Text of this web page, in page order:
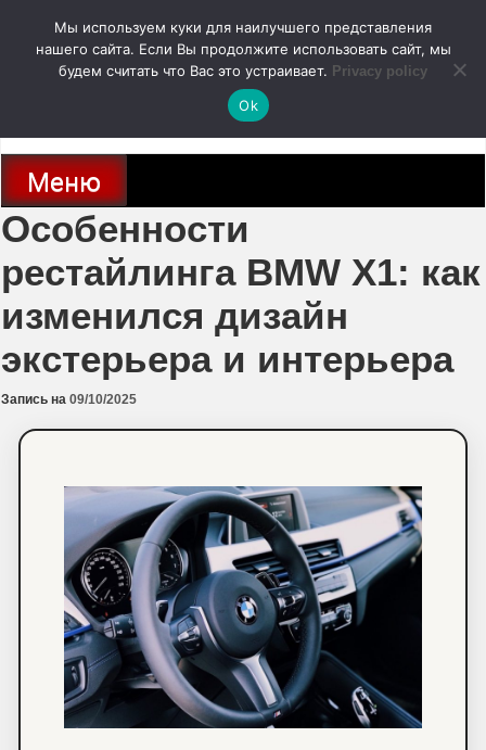
содержимому
autodoc24.ru
Новости про современные автомобили и не только, новинки зарубежного
и отечественного автопрома
Меню
Особенности
рестайлинга BMW X1: как
изменился дизайн
экстерьера и интерьера
Запись на 09/10/2025
Мы используем куки для наилучшего представления
нашего сайта. Если Вы продолжите использовать сайт, мы
будем считать что Вас это устраивает. Privacy policy
Ok